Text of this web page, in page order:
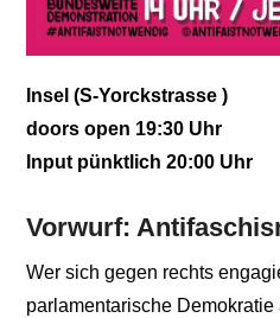
Insel (S-Yorckstrasse )
doors open 19:30 Uhr
Input pünktlich 20:00 Uhr
Vorwurf:
Wer sich gegen rechts
parlamentarische